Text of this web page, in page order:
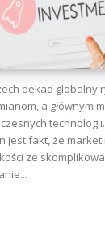
dekad globalny
a głównym
jest fakt, że
ze